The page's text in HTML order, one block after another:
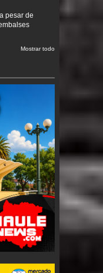
pesar de
Mostrar todo